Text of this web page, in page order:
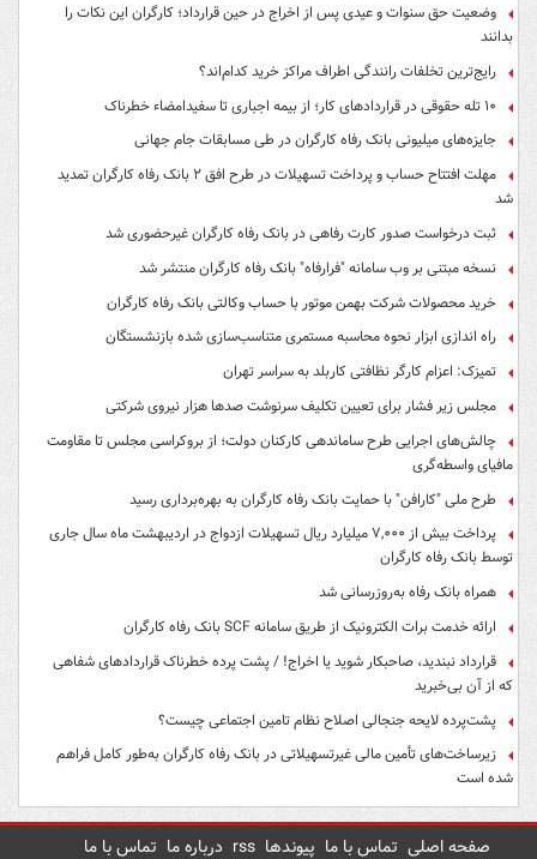
وضعیت حق سنوات و عیدی پس از اخراج در حین قرارداد؛ کارگران این نکات را
بدانند
رایج‌ترین تخلفات رانندگی اطراف مراکز خرید کدام‌اند؟
۱۰ تله حقوقی در قراردادهای کار؛ از بیمه اجباری تا سفیدامضاء خطرناک
جایزه‌های میلیونی بانک رفاه کارگران در طی مسابقات جام جهانی
مهلت افتتاح حساب و پرداخت تسهیلات در طرح افق ۲ بانک رفاه کارگران تمدید
شد
ثبت درخواست صدور کارت رفاهی در بانک رفاه کارگران غیرحضوری شد
نسخه مبتنی بر وب سامانه "فرارفاه" بانک رفاه کارگران منتشر شد
خرید محصولات شرکت بهمن موتور با حساب وکالتی بانک رفاه کارگران
راه اندازی ابزار نحوه محاسبه مستمری متناسب‌سازی شده بازنشستگان
تمیزک: اعزام کارگر نظافتی کاربلد به سراسر تهران
مجلس زیر فشار برای تعیین تکلیف سرنوشت صدها هزار نیروی شرکتی
چالش‌های اجرایی طرح ساماندهی کارکنان دولت؛ از بروکراسی مجلس تا مقاومت
مافیای واسطه‌گری
طرح ملی "کارافن" با حمایت بانک رفاه کارگران به بهره‌برداری رسید
پرداخت بیش از ۷,۰۰۰ میلیارد ریال تسهیلات ازدواج در اردیبهشت ماه سال جاری
توسط بانک رفاه کارگران
همراه بانک رفاه به‌روزرسانی شد
ارائه خدمت برات الکترونیک از طریق سامانه SCF بانک رفاه کارگران
قرارداد نبندید، صاحبکار شوید یا اخراج! / پشت پرده خطرناک قراردادهای شفاهی
که از آن بی‌خبرید
پشت‌پرده لایحه جنجالی اصلاح نظام تامین اجتماعی چیست؟
زیرساخت‌های تأمین مالی غیرتسهیلاتی در بانک رفاه کارگران به‌طور کامل فراهم
شده است
صفحه اصلی تماس با ما پیوندها rss درباره ما تماس با ما